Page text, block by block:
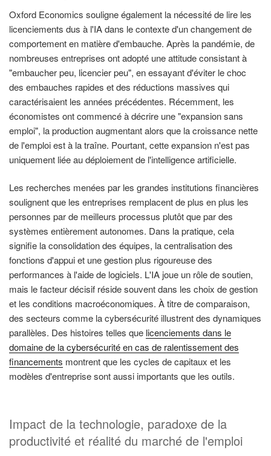
Oxford Economics souligne également la nécessité de lire les
licenciements dus à l'IA dans le contexte d'un changement de
comportement en matière d'embauche. Après la pandémie, de
nombreuses entreprises ont adopté une attitude consistant à
"embaucher peu, licencier peu", en essayant d'éviter le choc
des embauches rapides et des réductions massives qui
caractérisaient les années précédentes. Récemment, les
économistes ont commencé à décrire une "expansion sans
emploi", la production augmentant alors que la croissance nette
de l'emploi est à la traîne. Pourtant, cette expansion n'est pas
uniquement liée au déploiement de l'intelligence artificielle.
Les recherches menées par les grandes institutions financières
soulignent que les entreprises remplacent de plus en plus les
personnes par de meilleurs processus plutôt que par des
systèmes entièrement autonomes. Dans la pratique, cela
signifie la consolidation des équipes, la centralisation des
fonctions d'appui et une gestion plus rigoureuse des
performances à l'aide de logiciels. L'IA joue un rôle de soutien,
mais le facteur décisif réside souvent dans les choix de gestion
et les conditions macroéconomiques. À titre de comparaison,
des secteurs comme la cybersécurité illustrent des dynamiques
parallèles. Des histoires telles que licenciements dans le
domaine de la cybersécurité en cas de ralentissement des
financements montrent que les cycles de capitaux et les
modèles d'entreprise sont aussi importants que les outils.
Impact de la technologie, paradoxe de la
productivité et réalité du marché de l'emploi